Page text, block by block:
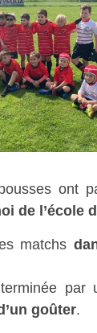
ont
de l’école
matchs
par
goûter.